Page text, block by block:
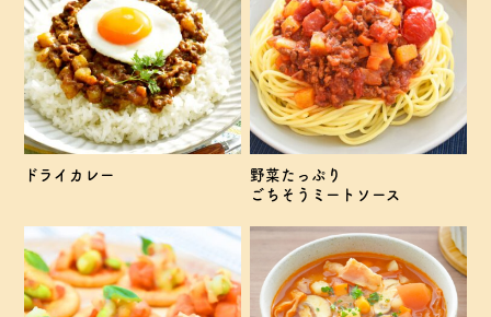
ドライカレー
野菜たっぷり
ごちそうミートソース